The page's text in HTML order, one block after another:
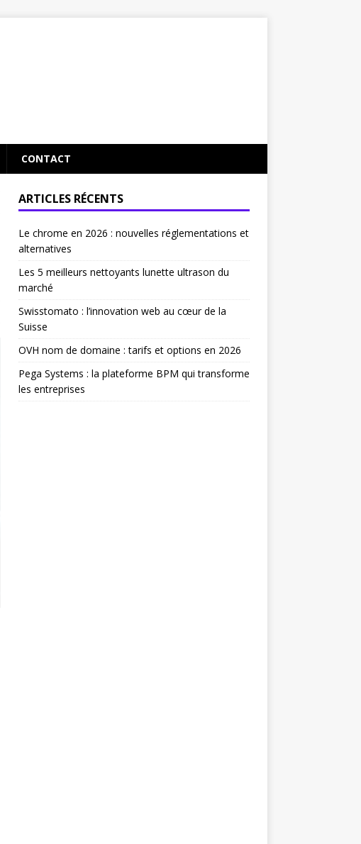
CONTACT
ARTICLES RÉCENTS
Le chrome en 2026 : nouvelles réglementations et
alternatives
Les 5 meilleurs nettoyants lunette ultrason du
marché
Swisstomato : l’innovation web au cœur de la
Suisse
OVH nom de domaine : tarifs et options en 2026
Pega Systems : la plateforme BPM qui transforme
les entreprises